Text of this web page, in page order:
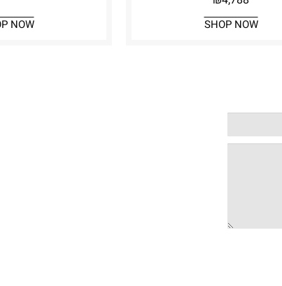
SHOP NOW
NOW